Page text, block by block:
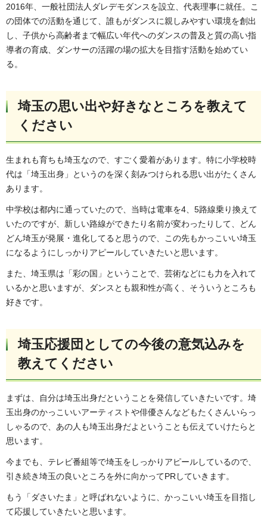
2016年、一般社団法人ダレデモダンスを設立、代表理事に就任。こ
の団体での活動を通じて、誰もがダンスに親しみやすい環境を創出
し、子供から高齢者まで幅広い年代へのダンスの普及と質の高い指
導者の育成、ダンサーの活躍の場の拡大を目指す活動を始めてい
る。
埼玉の思い出や好きなところを教えて
ください
生まれも育ちも埼玉なので、すごく愛着があります。特に小学校時
代は「埼玉出身」というのを深く刻みつけられる思い出がたくさん
あります。
中学校は都内に通っていたので、当時は電車を4、5路線乗り換えて
いたのですが、新しい路線ができたり名前が変わったりして、どん
どん埼玉が発展・進化してると思うので、この先もかっこいい埼玉
になるようにしっかりアピールしていきたいと思います。
また、埼玉県は「彩の国」ということで、芸術などにも力を入れて
いるかと思いますが、ダンスとも親和性が高く、そういうところも
好きです。
埼玉応援団としての今後の意気込みを
教えてください
まずは、自分は埼玉出身だということを発信していきたいです。埼
玉出身のかっこいいアーティストや俳優さんなどもたくさんいらっ
しゃるので、あの人も埼玉出身だよということも伝えていけたらと
思います。
今までも、テレビ番組等で埼玉をしっかりアピールしているので、
引き続き埼玉の良いところを外に向かってPRしていきます。
もう「ダさいたま」と呼ばれないように、かっこいい埼玉を目指し
て応援していきたいと思います。